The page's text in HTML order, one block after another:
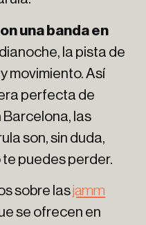
una banda en
la pista de
movimiento. Así
perfecta de
Barcelona, las
son, sin duda,
puedes perder.
sobre lasjamm
se ofrecen en